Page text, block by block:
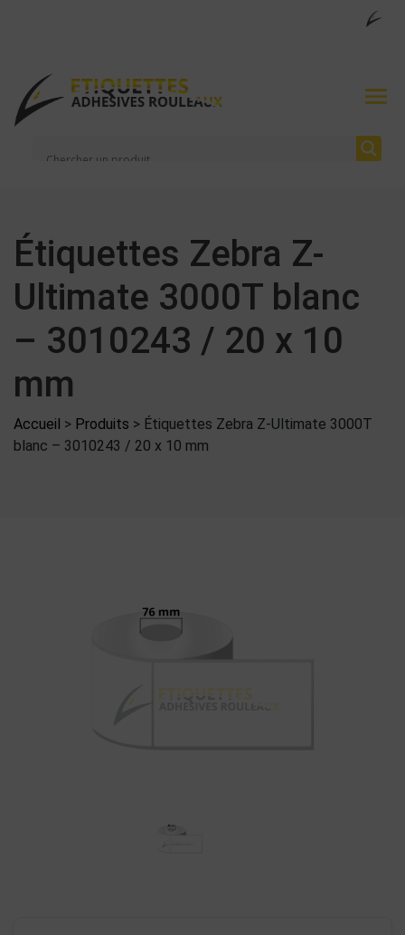
Étiquettes Zebra Z-
Ultimate 3000T blanc
– 3010243 / 20 x 10
mm
Accueil > Produits > Étiquettes Zebra Z-Ultimate 3000T
blanc – 3010243 / 20 x 10 mm